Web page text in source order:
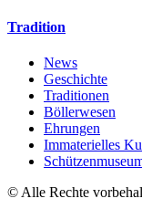
Tradition
News
Geschichte
Traditionen
Böllerwesen
Ehrungen
Immaterielles
© Alle Rechte